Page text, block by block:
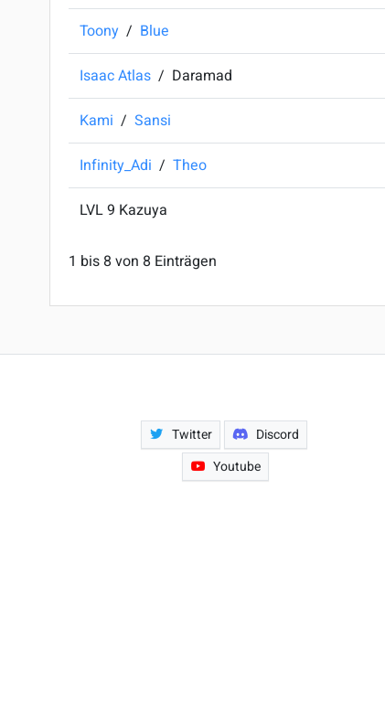
Toony / Blue
Isaac Atlas / Daramad
Kami / Sansi
Infinity_Adi / Theo
LVL 9 Kazuya
1 bis 8 von 8 Einträgen
Twitter
Discord
Youtube